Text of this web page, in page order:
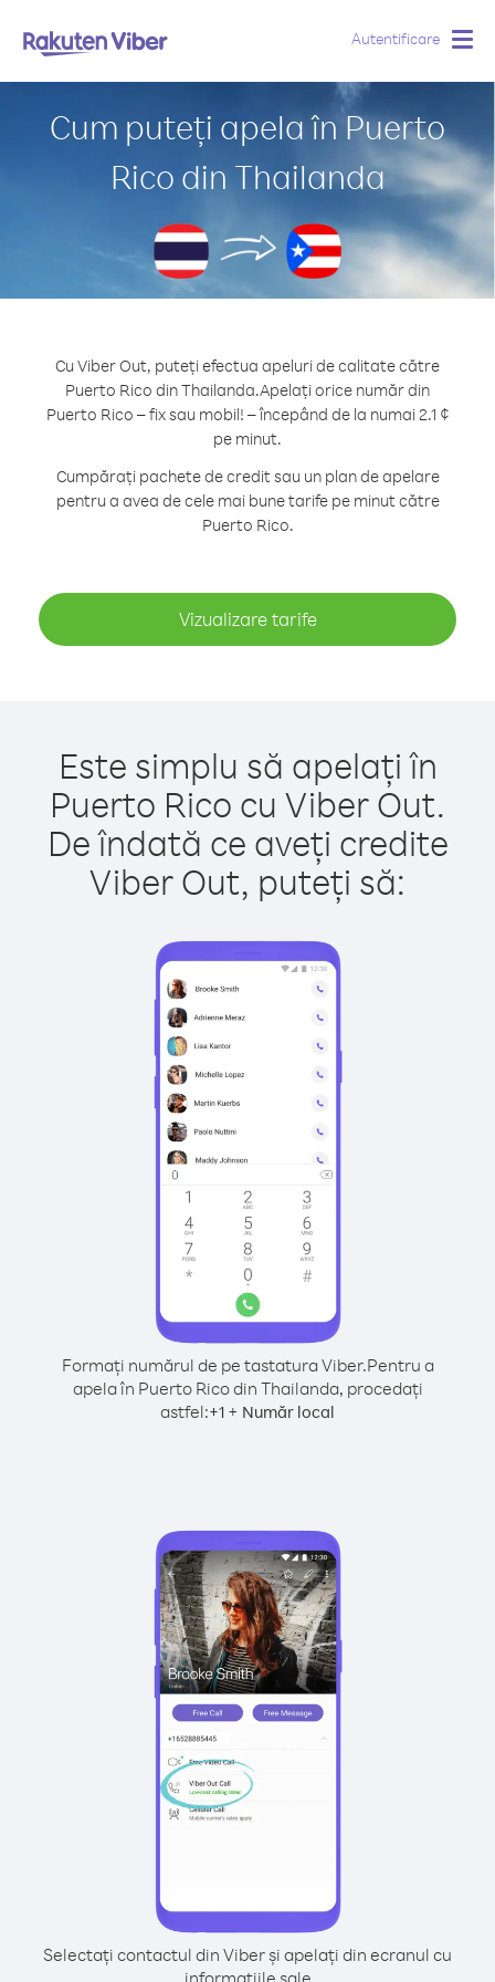
Autentificare
Cum puteți apela în Puerto
Rico din Thailanda
Cu Viber Out, puteți efectua apeluri de calitate către
Puerto Rico din Thailanda.Apelați orice număr din
Puerto Rico – fix sau mobil! – începând de la numai 2.1 ¢
pe minut.
Cumpărați pachete de credit sau un plan de apelare
pentru a avea de cele mai bune tarife pe minut către
Puerto Rico.
Vizualizare tarife
Este simplu să apelați în
Puerto Rico cu Viber Out.
De îndată ce aveți credite
Viber Out, puteți să:
Formați numărul de pe tastatura Viber.Pentru a
apela în Puerto Rico din Thailanda, procedați
astfel:+1 + Număr local
Selectați contactul din Viber și apelați din ecranul cu
informațiile sale